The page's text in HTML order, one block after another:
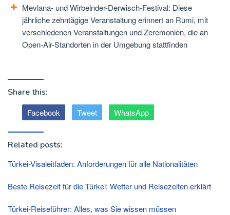
Mevlana- und Wirbelnder-Derwisch-Festival: Diese
jährliche zehntägige Veranstaltung erinnert an Rumi, mit
verschiedenen Veranstaltungen und Zeremonien, die an
Open-Air-Standorten in der Umgebung stattfinden
Share this:
Facebook Tweet WhatsApp
Related posts:
Türkei-Visaleitfaden: Anforderungen für alle Nationalitäten
Beste Reisezeit für die Türkei: Wetter und Reisezeiten erklärt
Türkei-Reiseführer: Alles, was Sie wissen müssen